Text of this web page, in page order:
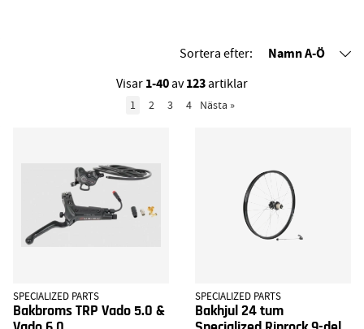
Sortera efter: Namn A-Ö
Visar 1-40av123artiklar
1 2 3 4 Nästa »
SPECIALIZED PARTS
Bakbroms TRP Vado 5.0 &
SPECIALIZED PARTS
Bakhjul 24 tum